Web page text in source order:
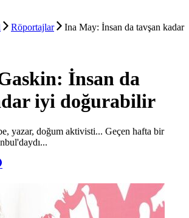
Röportajlar
Ina May: İnsan da tavşan kadar
İnsan da
iyi doğurabilir
yazar, doğum aktivisti... Geçen hafta bir